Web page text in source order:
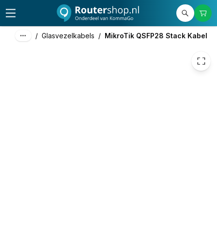
/ Glasvezelkabels / MikroTik QSFP28 Stack Kabel
€ 59,29